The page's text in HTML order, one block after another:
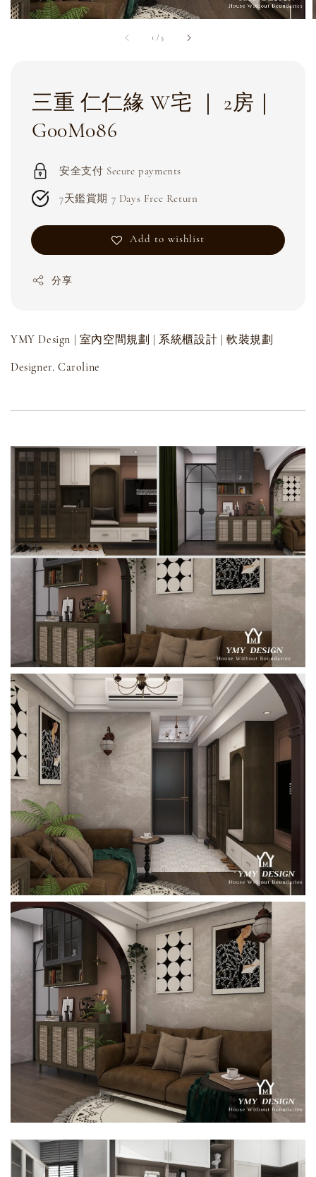
1 /5
三重 仁仁緣 W宅 ｜ 2房｜
G00M086
安全支付 Secure payments
7天鑑賞期 7 Days Free Return
Add to wishlist
分享
YMY Design | 室內空間規劃 | 系統櫃設計 | 軟裝規劃
Designer. Caroline